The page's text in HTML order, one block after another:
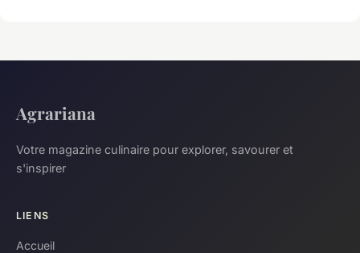
Agrariana
Votre magazine culinaire pour explorer, savourer et
s'inspirer
LIENS
Accueil